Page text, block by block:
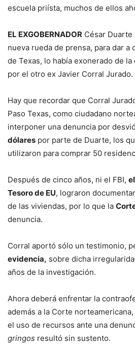
escuela priísta, muchos de ellos
EL EXGOBERNADOR César Duarte
nueva rueda de prensa, para dar a
de Texas, lo había exonerado de
por el otro ex Javier Corral Jurado.
Hay que recordar que Corral
Paso Texas, como ciudadano
interponer una denuncia por
dólares por parte de Duarte, los
utilizaron para comprar 50
Después de cinco años, ni el FBI,
Tesoro de EU, lograron
de las viviendas, por lo que la
denuncia.
Corral aportó sólo un testimonio,
evidencia, sobre dicha
años de la investigación.
Ahora deberá enfrentar la
además a la Corte norteamericana,
el uso de recursos ante una
gringos resultó sin sustento.